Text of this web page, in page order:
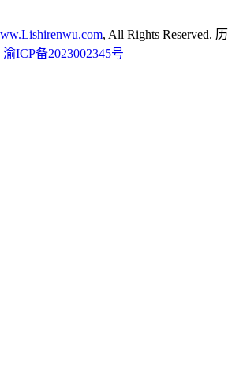
, All Rights Reserved. 历
渝ICP备2023002345号